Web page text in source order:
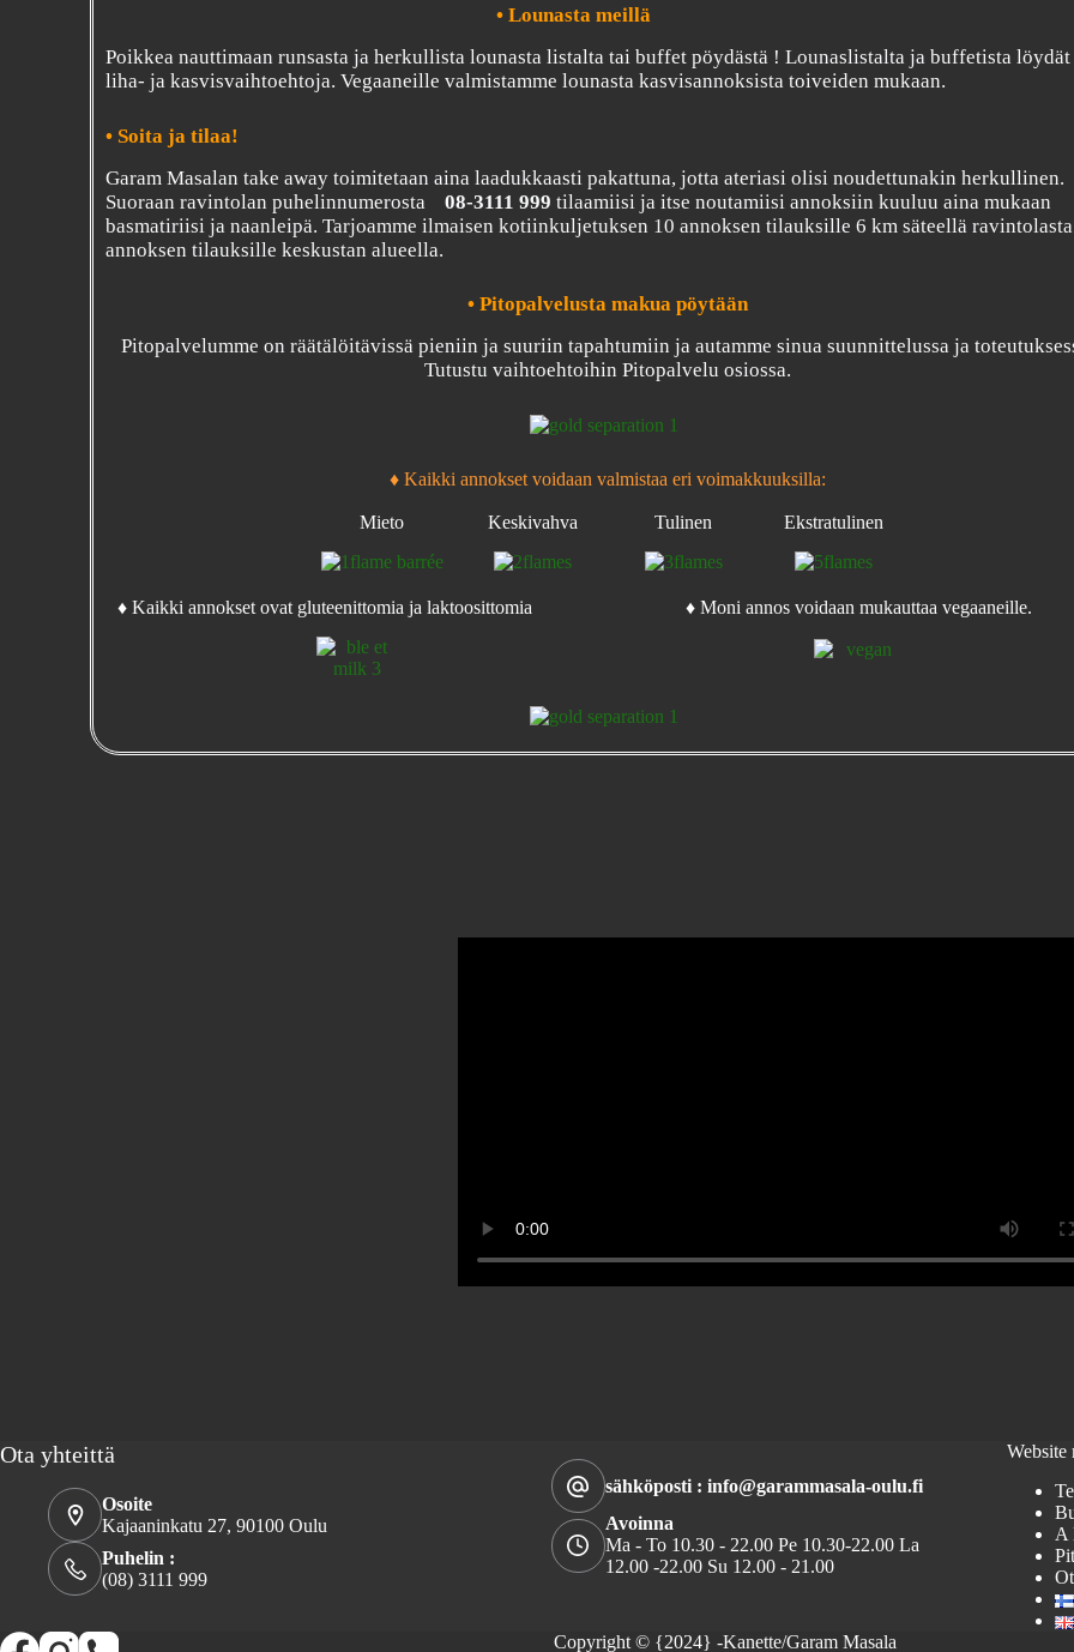
• Lounasta meillä
Poikkea nauttimaan runsasta ja herkullista lounasta listalta tai buffet pöydästä ! Lounaslistalta ja buffetista löydät
liha- ja kasvisvaihtoehtoja. Vegaaneille valmistamme lounasta kasvisannoksista toiveiden mukaan.
• Soita ja tilaa!
Garam Masalan take away toimitetaan aina laadukkaasti pakattuna, jotta ateriasi olisi noudettunakin herkullinen.
Suoraan ravintolan puhelinnumerosta
08-3111 999 tilaamiisi ja itse noutamiisi annoksiin kuuluu aina mukaan
basmatiriisi ja naanleipä. Tarjoamme ilmaisen kotiinkuljetuksen 10 annoksen tilauksille 6 km säteellä
annoksen tilauksille keskustan alueella.
•Pitopalvelusta makua pöytään
Pitopalvelumme on räätälöitävissä pieniin ja suuriin tapahtumiin ja autamme sinua suunnittelussa ja
Tutustu vaihtoehtoihin Pitopalvelu osiossa.
♦ Kaikki annokset voidaan valmistaa eri voimakkuuksilla:
Mieto Keskivahva Tulinen Ekstratulinen
♦ Kaikki annokset ovat gluteenittomia ja laktoosittomia ♦ Moni annos voidaan mukauttaa vegaaneille.
Ota yhteittä
Osoite
Kajaaninkatu 27, 90100 Oulu
Puhelin :
(08) 3111 999
sähköposti : info@garammasala-oulu.fi
Avoinna
Ma - To 10.30 - 22.00 Pe 10.30-22.00 La
12.00 -22.00 Su 12.00 - 21.00
Website
A
Copyright © {2024} -Kanette/Garam Masala